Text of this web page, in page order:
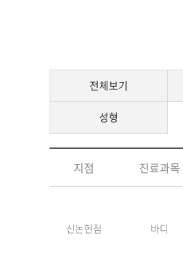
전체보기
성형
지점 진료과목
신논현점 바디